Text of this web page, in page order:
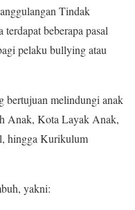
Tindak
beberapa pasal
pelaku bullying atau
bertujuan melindungi anak
Anak, Kota Layak Anak,
hingga Kurikulum
yakni: